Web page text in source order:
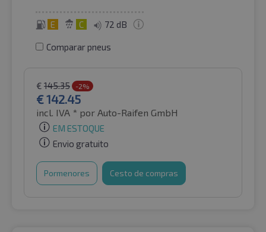
E C 72 dB
Comparar pneus
€ 145.35 -2%
€142.45
incl. IVA * por Auto-Raifen GmbH
EM ESTOQUE
Envio gratuito
Pormenores Cesto de compras